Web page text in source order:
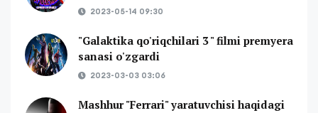
2023-05-14 09:30
"Galaktika qo'riqchilari 3 " filmi premyera
sanasi o'zgardi
2023-03-03 03:06
Mashhur "Ferrari" yaratuvchisi haqidagi